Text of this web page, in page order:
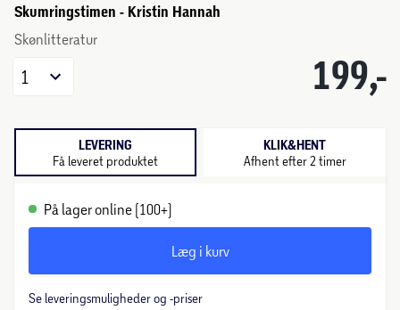
Skumringstimen - Kristin Hannah
Skønlitteratur
199,-
1
LEVERING
Få leveret produktet
KLIK&HENT
Afhent efter 2 timer
På lager online (100+)
Læg i kurv
Se leveringsmuligheder og -priser